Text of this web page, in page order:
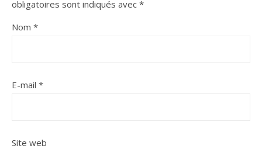
obligatoires sont indiqués avec *
Nom *
E-mail *
Site web